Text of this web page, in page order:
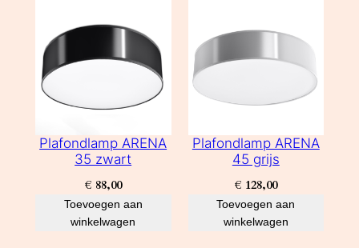
Plafondlamp ARENA
35 zwart
€ 88,00
Toevoegen aan
winkelwagen
Plafondlamp ARENA
45 grijs
€ 128,00
Toevoegen aan
winkelwagen